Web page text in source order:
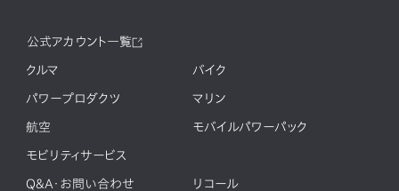
公式アカウント一覧
クルマ バイク
パワープロダクツ マリン
航空 モバイルパワーパック
モビリティサービス
Q&A・お問い合わせ リコール